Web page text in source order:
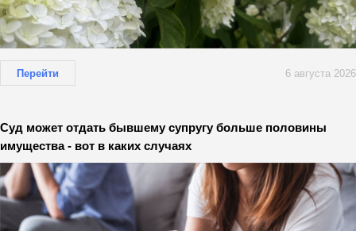
Перейти 6 августа 2026
Суд может отдать бывшему супругу больше половины
имущества - вот в каких случаях